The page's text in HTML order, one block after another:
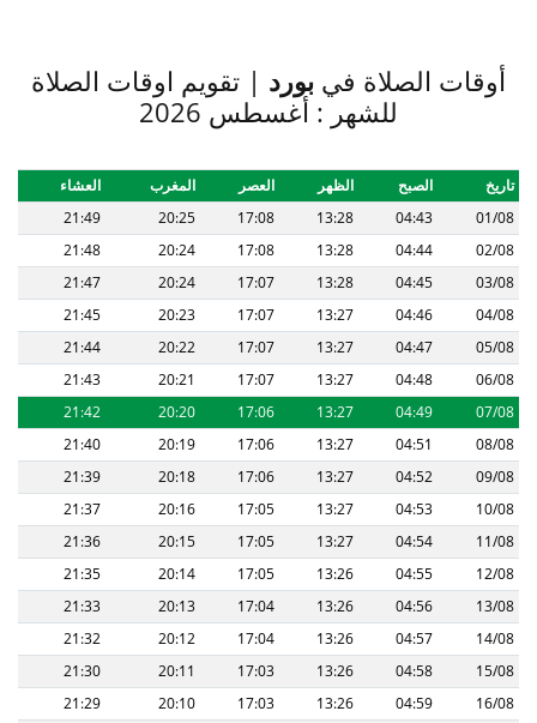
أوقات الصلاة في بورد | تقويم اوقات الصلاة
للشهر : أغسطس 2026
تاريخ الصبح الظهر العصر المغرب
العشاء
01/08
04:43
13:28
17:08
20:25
21:49
02/08
04:44
13:28
17:08
20:24
21:48
03/08
04:45
13:28
17:07
20:24
21:47
04/08
04:46
13:27
17:07
20:23
21:45
05/08
04:47
13:27
17:07
20:22
21:44
06/08
04:48
13:27
17:07
20:21
21:43
07/08
04:49
13:27
17:06
20:20
21:42
08/08
04:51
13:27
17:06
20:19
21:40
09/08
04:52
13:27
17:06
20:18
21:39
10/08
04:53
13:27
17:05
20:16
21:37
11/08
04:54
13:27
17:05
20:15
21:36
12/08
04:55
13:26
17:05
20:14
21:35
13/08
04:56
13:26
17:04
20:13
21:33
14/08
04:57
13:26
17:04
20:12
21:32
15/08
04:58
13:26
17:03
20:11
21:30
16/08
04:59
13:26
17:03
20:10
21:29